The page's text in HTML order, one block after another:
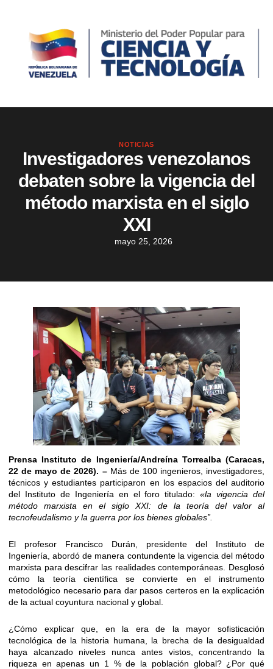
NOTICIAS
Investigadores venezolanos
debaten sobre la vigencia del
método marxista en el siglo
XXI
mayo 25, 2026
Prensa Instituto de Ingeniería/Andreína Torrealba (Caracas,
22 de mayo de 2026). –Más de 100 ingenieros, investigadores,
técnicos y estudiantes participaron en los espacios del auditorio
del Instituto de Ingeniería en el foro titulado:«la vigencia del
método marxista en el siglo XXI: de la teoría del valor al
tecnofeudalismo y la guerra por los bienes globales”.
El profesor Francisco Durán, presidente del Instituto de
Ingeniería, abordó de manera contundente la vigencia del método
marxista para descifrar las realidades contemporáneas. Desglosó
cómo la teoría científica se convierte en el instrumento
metodológico necesario para dar pasos certeros en la explicación
de la actual coyuntura nacional y global.
¿Cómo explicar que, en la era de la mayor sofisticación
tecnológica de la historia humana, la brecha de la desigualdad
haya alcanzado niveles nunca antes vistos, concentrando la
riqueza en apenas un 1 % de la población global? ¿Por qué